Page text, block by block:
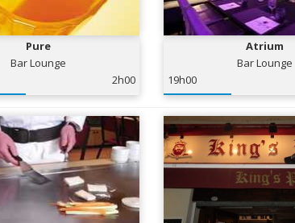
Pure
Bar Lounge
2h00
Atrium
Bar Lounge
19h00